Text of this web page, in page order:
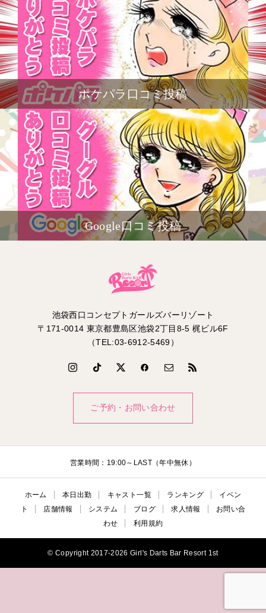
ポケパラ口コミ投稿
Google口コミ投稿
池袋西口コンセプトガールズバーリゾート
〒171-0014 東京都豊島区池袋2丁目8-5 梶ビル6F
（TEL:03-6912-5469）
ご予約・お問い合わせ
営業時間：19:00～LAST（年中無休）
ホーム 本日出勤 キャスト一覧 ランキング
イベン
ト
店舗情報 システム ブログ 求人情報
お問い合
わせ
利用規約
© Copyright 2017-2026 Girl's Darts Bar Resort 1st